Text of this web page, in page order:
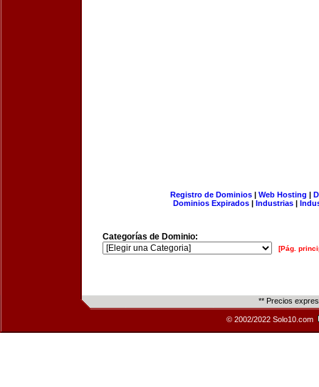
Registro de Dominios| Web Hosting |
Dominios Expirados | Industrias |
Categorías de Dominio:
[Pág.
** Precios
© 2002/2022 Solo10.com